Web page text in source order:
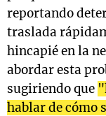
reportando
traslada
hincapié en la
abordar esta
sugiriendo que
hablar de cómo